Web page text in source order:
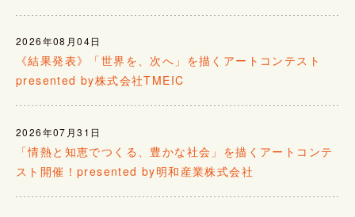
2026年08月04日
《結果発表》「世界を、次へ」を描くアートコンテスト
presented by株式会社TMEIC
2026年07月31日
「情熱と知恵でつくる、豊かな社会」を描くアートコンテ
スト開催！presented by明和産業株式会社